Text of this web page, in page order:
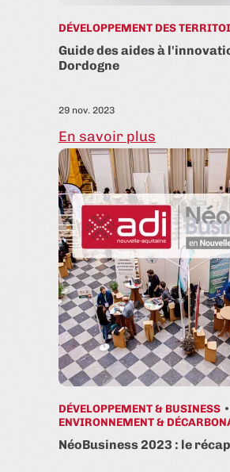
DÉVELOPPEMENT DES
Guide des aides à
Dordogne
29 nov. 2023
En savoir plus
DÉVELOPPEMENT & BUSINESS
ENVIRONNEMENT &
NéoBusiness 2023 : le